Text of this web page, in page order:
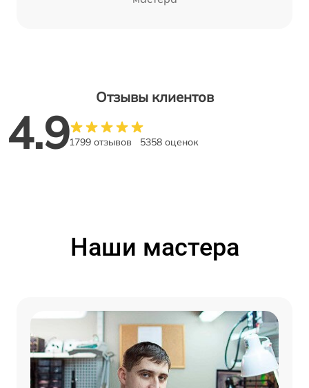
Отзывы клиентов
4.91799 отзывов 5358 оценок
Наши мастера